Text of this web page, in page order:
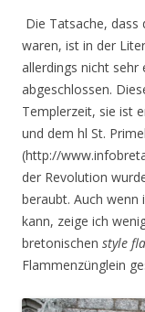
Die Tatsache, dass
waren, ist in der
allerdings nicht sehr
abgeschlossen.
Templerzeit, sie ist
und dem hl St.
(http://
der Revolution
beraubt. Auch wenn
kann, zeige ich
bretonischen style
Flammenzünglein